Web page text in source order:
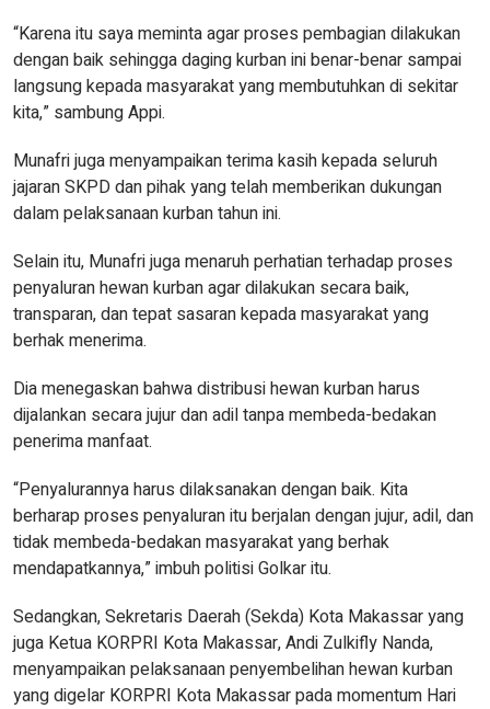
“Karena itu saya meminta agar proses pembagian dilakukan
dengan baik sehingga daging kurban ini benar-benar sampai
langsung kepada masyarakat yang membutuhkan di sekitar
kita,” sambung Appi.
Munafri juga menyampaikan terima kasih kepada seluruh
jajaran SKPD dan pihak yang telah memberikan dukungan
dalam pelaksanaan kurban tahun ini.
Selain itu, Munafri juga menaruh perhatian terhadap proses
penyaluran hewan kurban agar dilakukan secara baik,
transparan, dan tepat sasaran kepada masyarakat yang
berhak menerima.
Dia menegaskan bahwa distribusi hewan kurban harus
dijalankan secara jujur dan adil tanpa membeda-bedakan
penerima manfaat.
“Penyalurannya harus dilaksanakan dengan baik. Kita
berharap proses penyaluran itu berjalan dengan jujur, adil, dan
tidak membeda-bedakan masyarakat yang berhak
mendapatkannya,” imbuh politisi Golkar itu.
Sedangkan, Sekretaris Daerah (Sekda) Kota Makassar yang
juga Ketua KORPRI Kota Makassar, Andi Zulkifly Nanda,
menyampaikan pelaksanaan penyembelihan hewan kurban
yang digelar KORPRI Kota Makassar pada momentum Hari